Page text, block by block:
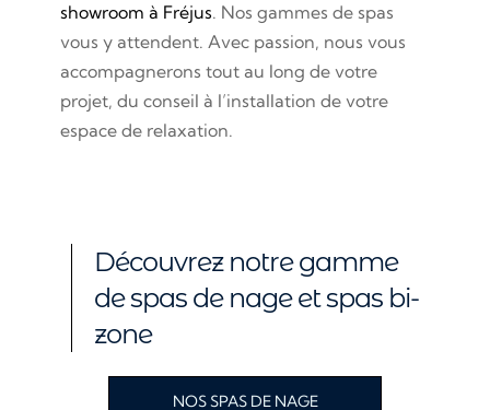
showroom à Fréjus. Nos gammes de spas
vous y attendent. Avec passion, nous vous
accompagnerons tout au long de votre
projet, du conseil à l’installation de votre
espace de relaxation.
Découvrez notre gamme
de spas de nage et spas bi-
zone
NOS SPAS DE NAGE